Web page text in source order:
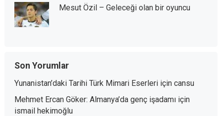
Mesut Özil – Geleceği olan bir oyuncu
Son Yorumlar
Yunanistan’daki Tarihi Türk Mimari Eserleriiçin cansu
Mehmet Ercan Göker: Almanya’da genç işadamıiçin
ismail hekimoğlu